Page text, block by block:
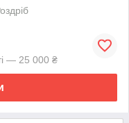
— 25 000 ₴